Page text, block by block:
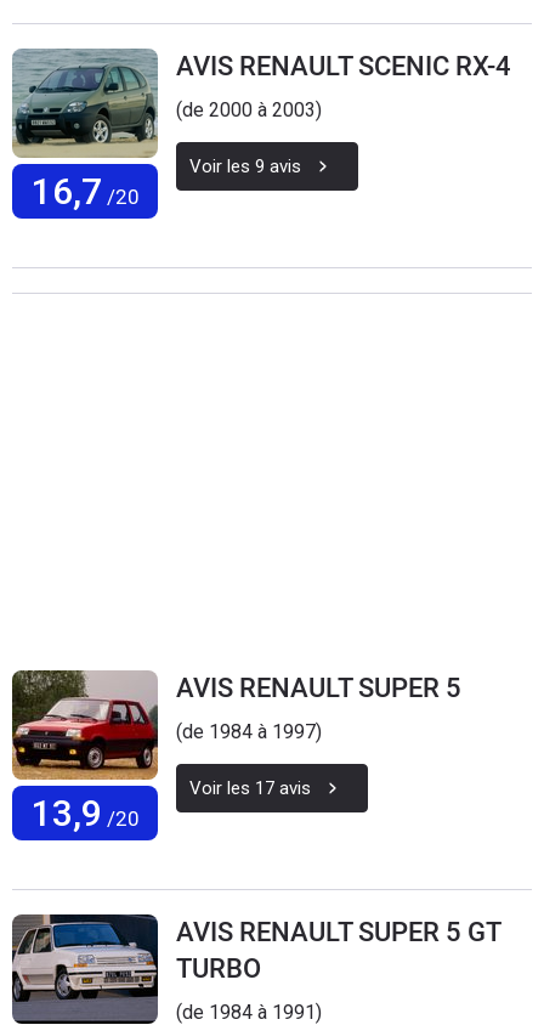
16,7 /20
AVIS RENAULT SCENIC RX-4
(de 2000 à 2003)
Voir les 9 avis
13,9 /20
AVIS RENAULT SUPER 5
(de 1984 à 1997)
Voir les 17 avis
AVIS RENAULT SUPER 5 GT
TURBO
(de 1984 à 1991)